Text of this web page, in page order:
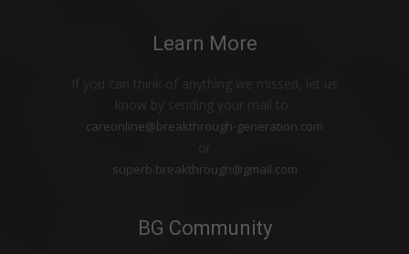
SAYA TETAP SEHAT
PRODUK HDI MEMBANTU KESUBURAN
BERSIH, HARUM DAN NYAMAN
DAN SAKIT TENGGOROKAN
Learn More
careonline@breakthrough-generation.com
superb.breakthrough@gmail.com
BG Community